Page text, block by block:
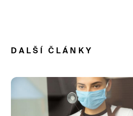
DALŠÍ ČLÁNKY